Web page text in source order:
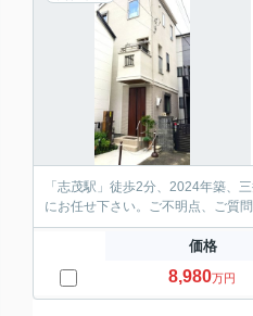
「志茂駅」徒歩2分、2024年築、
にお任せ下さい。ご不明点、ご質
価格
8,980万円